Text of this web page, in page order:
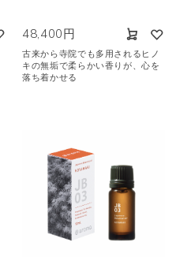
48,400円
古来から寺院でも多用されるヒノ
キの無垢で柔らかい香りが、心を
落ち着かせる